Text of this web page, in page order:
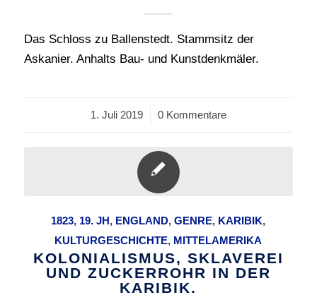
Das Schloss zu Ballenstedt. Stammsitz der
Askanier. Anhalts Bau- und Kunstdenkmäler.
1. Juli 2019
/ 0 Kommentare
1823, 19. JH, ENGLAND,GENRE, KARIBIK,
KULTURGESCHICHTE, MITTELAMERIKA
KOLONIALISMUS, SKLAVEREI
UND ZUCKERROHR IN DER
KARIBIK.